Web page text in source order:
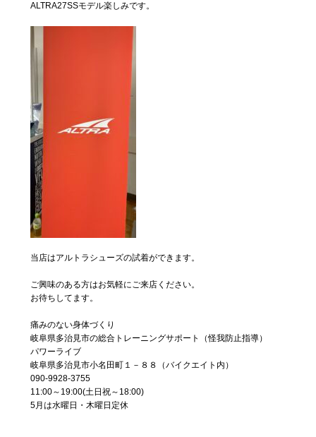
ALTRA27SSモデル楽しみです。
当店はアルトラシューズの試着ができます。
ご興味のある方はお気軽にご来店ください。
お待ちしてます。
痛みのない身体づくり
岐阜県多治見市の総合トレーニングサポート（怪我防止指導）
パワーライブ
岐阜県多治見市小名田町１－８８（バイクエイト内）
090-9928-3755
11:00～19:00(土日祝～18:00)
5月は水曜日・木曜日定休